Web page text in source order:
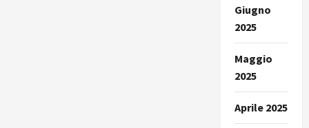
Giugno
2025
Maggio
2025
Aprile 2025